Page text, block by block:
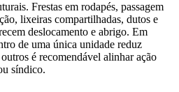
Frestas em rodapés, passagem
lixeiras compartilhadas, dutos e
deslocamento e abrigo. Em
de uma única unidade reduz
é recomendável alinhar ação
síndico.